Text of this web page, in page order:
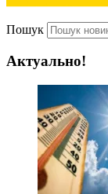
Пошук
Актуально!